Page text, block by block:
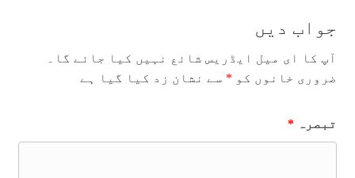
جواب دیں
آپ کا ای میل ایڈریس شائع نہیں کیا جائے گا۔
ضروری خانوں کو * سے نشان زد کیا گیا ہے
تبصرہ *